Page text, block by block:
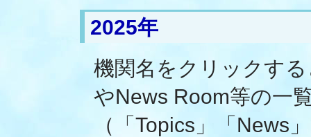
2025年
機関名をクリックす
やNews Room等の一
（「Topics」「News